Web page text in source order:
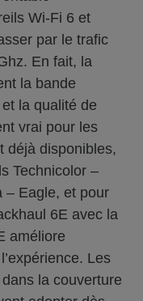
Wi-Fi 6 et
par le trafic
En fait, la
la bande
la qualité de
vrai pour les
déjà disponibles,
Technicolor –
– Eagle, et pour
6E avec la
améliore
Les
la couverture